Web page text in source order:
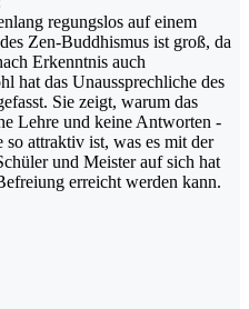
regungslos auf einem
Zen-Buddhismus ist groß, da
Erkenntnis auch
hat das Unaussprechliche des
Sie zeigt, warum das
Lehre und keine Antworten -
so attraktiv ist, was es mit der
und Meister auf sich hat
erreicht werden kann.